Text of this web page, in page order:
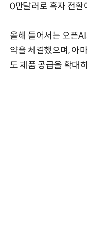
0만달러로 흑자 전환
올해 들어서는 오픈
약을 체결했으며, 아
도 제품 공급을 확대